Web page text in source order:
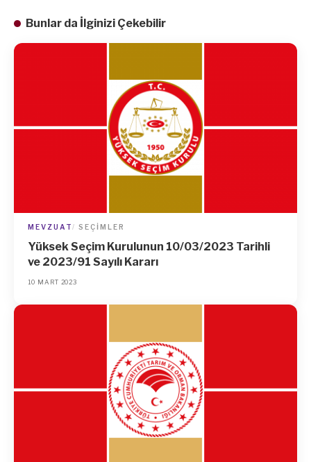
Bunlar da İlginizi Çekebilir
MEVZUAT SEÇIMLER
Yüksek Seçim Kurulunun 10/03/2023 Tarihli
ve 2023/91 Sayılı Kararı
10 MART 2023